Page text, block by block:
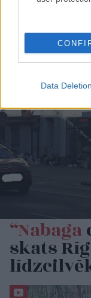
Data Deletion
“Nabaga
skats